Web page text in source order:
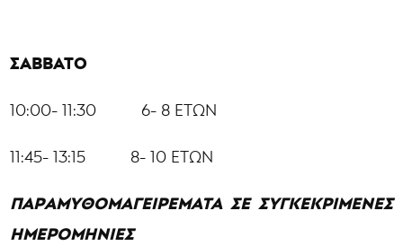
ΣΑΒΒΑΤΟ
10:00- 11:30 6- 8 ΕΤΩΝ
11:45- 13:15 8- 10 ΕΤΩΝ
ΠΑΡΑΜΥΘΟΜΑΓΕΙΡΕΜΑΤΑ ΣΕ ΣΥΓΚΕΚΡΙΜΕΝΕΣ
ΗΜΕΡΟΜΗΝΙΕΣ